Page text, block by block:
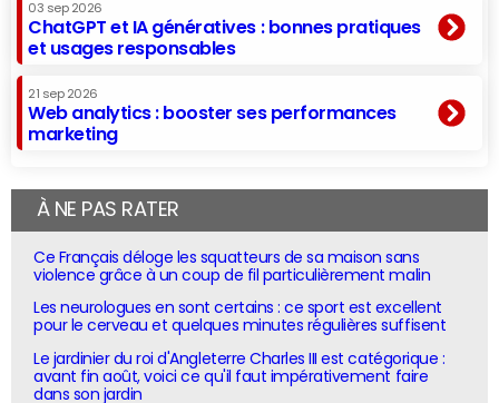
03 sep 2026
ChatGPT et IA génératives : bonnes pratiques
et usages responsables
21 sep 2026
Web analytics : booster ses performances
marketing
À NE PAS RATER
Ce Français déloge les squatteurs de sa maison sans
violence grâce à un coup de fil particulièrement malin
Les neurologues en sont certains : ce sport est excellent
pour le cerveau et quelques minutes régulières suffisent
Le jardinier du roi d'Angleterre Charles III est catégorique :
avant fin août, voici ce qu'il faut impérativement faire
dans son jardin